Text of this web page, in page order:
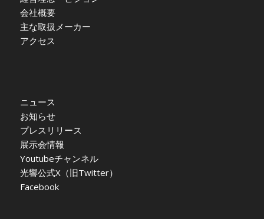
会社概要
主な取扱メーカー
アクセス
ニュース
お知らせ
プレスリリース
展示会情報
Youtubeチャンネル
光響公式X（旧Twitter）
Facebook